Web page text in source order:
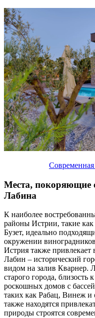
Современная
Места, покоряющие
Лабина
К наиболее
районы Истрии, такие
Бузет, идеально
окружении
Истрия также
Лабин – исторический
видом на залив Кварнер.
старого города,
роскошных домов с
таких как Рабац, Винеж
также находятся
природы строятся